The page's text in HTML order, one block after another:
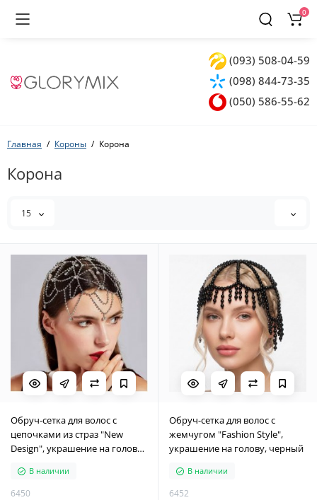
(093) 508-04-59
(098) 844-73-35
(050) 586-55-62
0
Главная Короны Корона
Корона
15
Обруч-сетка для волос с
цепочками из страз "New
Design", украшение на голову,
В наличии
6450
Обруч-сетка для волос с
жемчугом "Fashion Style",
украшение на голову, черный
В наличии
6452